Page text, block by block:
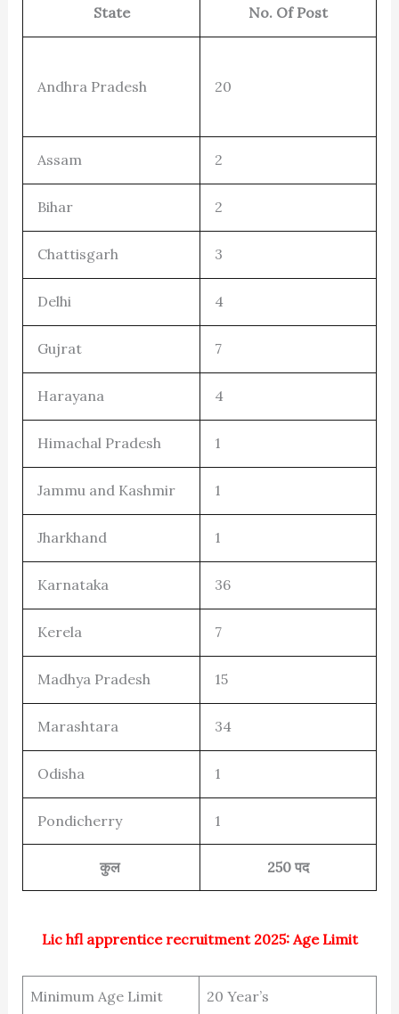
State No. Of Post
Andhra Pradesh 20
Assam 2
Bihar 2
Chattisgarh 3
Delhi 4
Gujrat 7
Harayana 4
Himachal Pradesh 1
Jammu and Kashmir 1
Jharkhand 1
Karnataka 36
Kerela 7
Madhya Pradesh 15
Marashtara 34
Odisha 1
Pondicherry 1
कुल 250 पद
Lic hfl apprentice recruitment 2025: Age Limit
Minimum Age Limit 20 Year’s